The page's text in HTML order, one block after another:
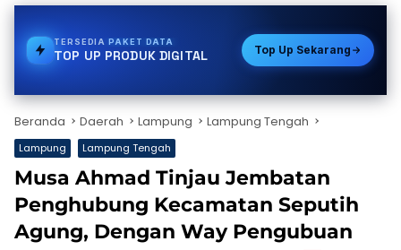
TERSEDIAVOUCHER GAME
TOP UP PRODUK DIGITAL Top Up Sekarang
Beranda Daerah Lampung Lampung Tengah
Lampung Lampung Tengah
Musa Ahmad Tinjau Jembatan
Penghubung Kecamatan Seputih
Agung, Dengan Way Pengubuan